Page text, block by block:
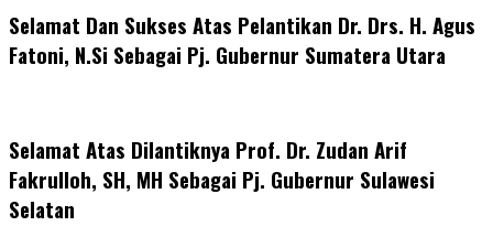
Selamat Dan Sukses Atas Pelantikan Dr. Drs. H. Agus
Fatoni, N.Si Sebagai Pj. Gubernur Sumatera Utara
Selamat Atas Dilantiknya Prof. Dr. Zudan Arif
Fakrulloh, SH, MH Sebagai Pj. Gubernur Sulawesi
Selatan